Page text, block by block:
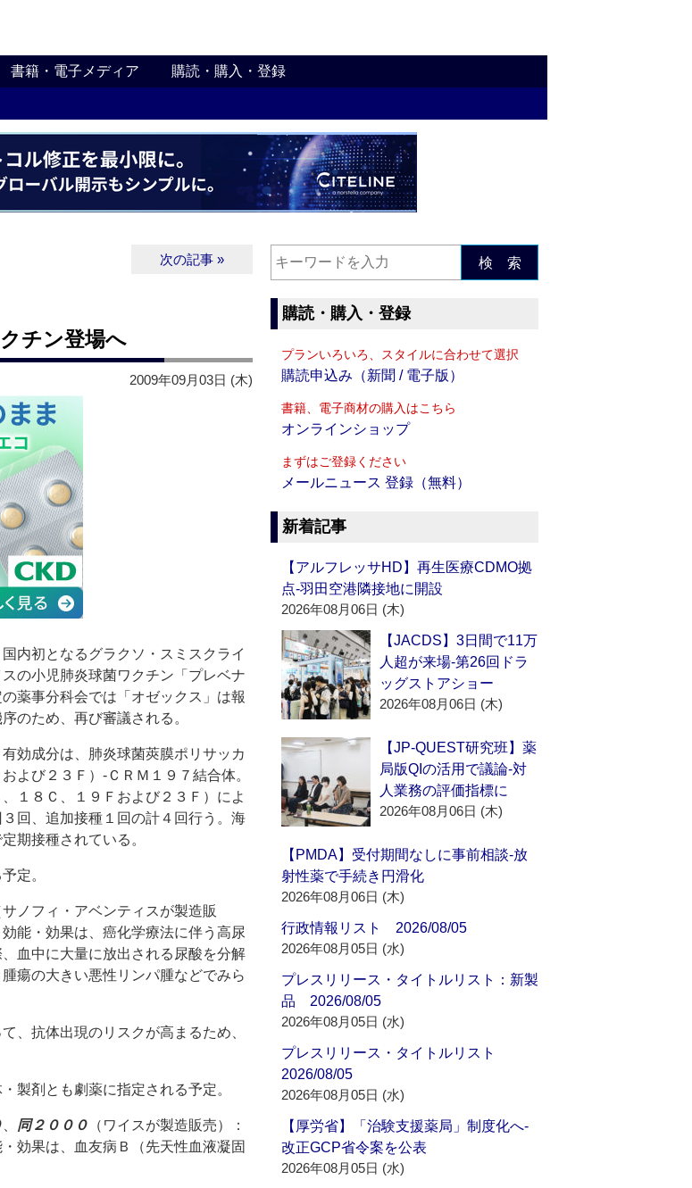
書籍・電子メディア 購読・購入・登録
次の記事 »
チン登場へ
2009年09月03日 (木)
内初となるグラクソ・スミスクライ
の小児肺炎球菌ワクチン「プレベナ
薬事分科会では「オゼックス」は報
のため、再び審議される。
効成分は、肺炎球菌莢膜ポリサッカ
よび２３Ｆ）‐ＣＲＭ１９７結合体。
１８Ｃ、１９Ｆおよび２３Ｆ）によ
回、追加接種１回の計４回行う。海
期接種されている。
定。
サノフィ・アベンティスが製造販
能・効果は、癌化学療法に伴う高尿
血中に大量に放出される尿酸を分解
瘍の大きい悪性リンパ腫などでみら
、抗体出現のリスクが高まるため、
製剤とも劇薬に指定される予定。
同２０００ （ワイスが製造販売）：
効果は、血友病Ｂ（先天性血液凝固
検 索
購読・購入・登録
プランいろいろ、スタイルに合わせて選択
購読申込み（新聞 / 電子版）
書籍、電子商材の購入はこちら
オンラインショップ
まずはご登録ください
メールニュース 登録（無料）
新着記事
【アルフレッサHD】再生医療CDMO拠
点‐羽田空港隣接地に開設
2026年08月06日 (木)
【JACDS】3日間で11万
人超が来場‐第26回ドラ
ッグストアショー
2026年08月06日 (木)
【JP-QUEST研究班】薬
局版QIの活用で議論‐対
人業務の評価指標に
2026年08月06日 (木)
【PMDA】受付期間なしに事前相談‐放
射性薬で手続き円滑化
2026年08月06日 (木)
行政情報リスト 2026/08/05
2026年08月05日 (水)
プレスリリース・タイトルリスト：新製
品 2026/08/05
2026年08月05日 (水)
プレスリリース・タイトルリスト
2026/08/05
2026年08月05日 (水)
【厚労省】「治験支援薬局」制度化へ‐
改正GCP省令案を公表
2026年08月05日 (水)